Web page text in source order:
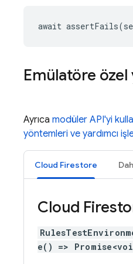
await
Emülatöre
Ayrıca modüler API'yi
yöntemleri ve yardımcı
Cloud Firestore
Cloud
e() =>